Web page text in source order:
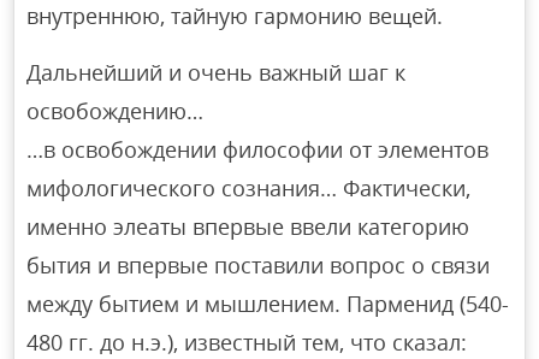
внутреннюю, тайную гармонию вещей.
Дальнейший и очень важный шаг к
освобождению…
…в освобождении философии от элементов
мифологического сознания… Фактически,
именно элеаты впервые ввели категорию
бытия и впервые поставили вопрос о связи
между бытием и мышлением. Парменид (540-
480 гг. до н.э.), известный тем, что сказал: